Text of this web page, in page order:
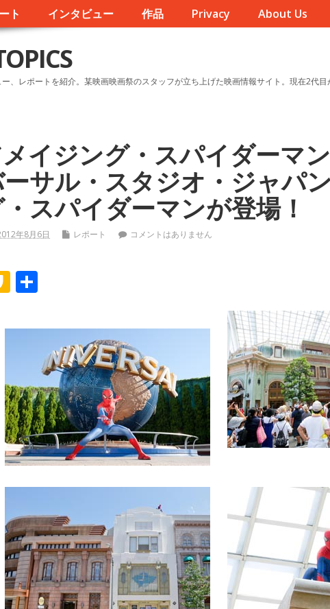
ト インタビュー 作品 Privacy About Us
、レポートを紹介。某映画映画祭のスタッフが立ち上げた映画情報サイト。現在2代目
イジング・スパイダーマ
サル・スタジオ・ジャパ
スパイダーマンが登場！
年8月6日 レポート コメントはありません
K
k